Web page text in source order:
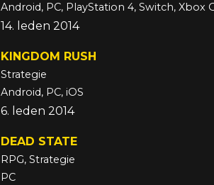
Android, PC, PlayStation 4, Switch, Xbox
14. leden 2014
KINGDOM RUSH
Strategie
Android, PC, iOS
6. leden 2014
DEAD STATE
RPG, Strategie
PC